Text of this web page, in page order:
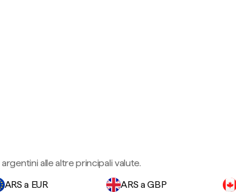
alle altre principali valute.
ARS a EUR ARS a GBP